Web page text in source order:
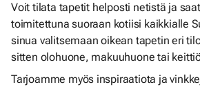
Voit tilata tapetit helposti netistä ja
toimitettuna suoraan kotiisi kaikkialle
sinua valitsemaan oikean tapetin eri
sitten olohuone, makuuhuone tai
Tarjoamme myös inspiraatiota ja